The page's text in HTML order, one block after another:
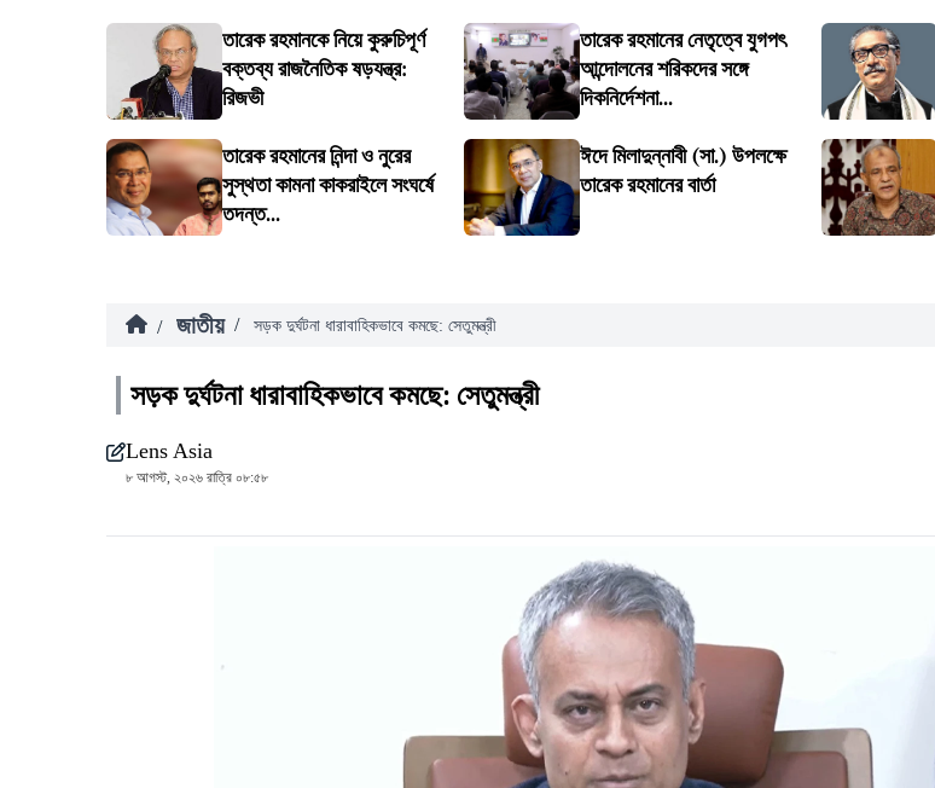
তারেক রহমানকে নিয়ে কুরুচিপূর্ণ
বক্তব্য রাজনৈতিক ষড়যন্ত্র:
রিজভী
তারেক রহমানের নেতৃত্বে যুগপৎ
আন্দোলনের শরিকদের সঙ্গে
দিকনির্দেশনা...
তারেক রহমানের নিন্দা ও নুরের
সুস্থতা কামনা কাকরাইলে সংঘর্ষে
তদন্ত...
ঈদে মিলাদুন্নাবী (সা.) উপলক্ষে
তারেক রহমানের বার্তা
/ জাতীয় / সড়ক দুর্ঘটনা ধারাবাহিকভাবে কমছে: সেতুমন্ত্রী
সড়ক দুর্ঘটনা ধারাবাহিকভাবে কমছে: সেতুমন্ত্রী
Lens Asia
৮ আগস্ট, ২০২৬ রাত্রি ০৮:৫৮